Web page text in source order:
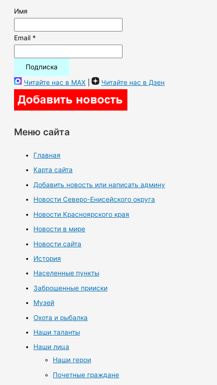
Имя
Email *
Читайте нас в MAX | Читайте нас в Дзен
Меню сайта
Главная
Карта сайта
Добавить новость или написать админу
Новости Северо-Енисейского округа
Новости Красноярского края
Новости в мире
Новости сайта
История
Населенные пункты
Заброшенные прииски
Музей
Охота и рыбалка
Наши таланты
Наши лица
Наши герои
Почетные граждане